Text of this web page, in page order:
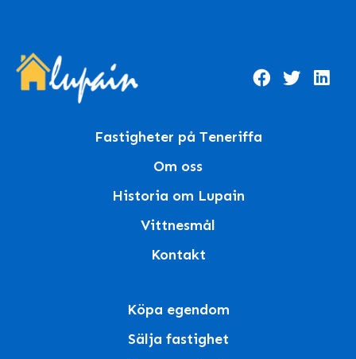
Fastigheter på Teneriffa
Om oss
Historia om Lupain
Vittnesmål
Kontakt
Köpa egendom
Sälja fastighet